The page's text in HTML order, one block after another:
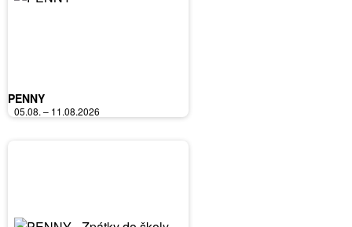
PENNY
05.08. – 11.08.2026